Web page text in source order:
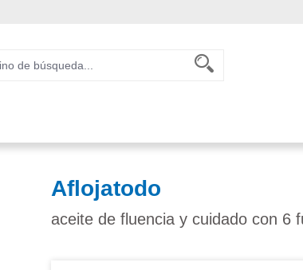
Aflojatodo
aceite de fluencia y cuidado con 6